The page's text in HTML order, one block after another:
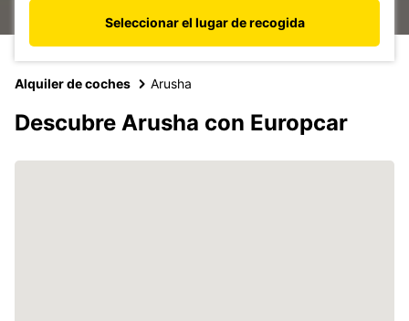
Seleccionar el lugar de recogida
Alquiler de coches Arusha
Descubre Arusha con Europcar